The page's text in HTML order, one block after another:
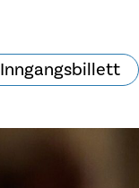
Inngangsbillett